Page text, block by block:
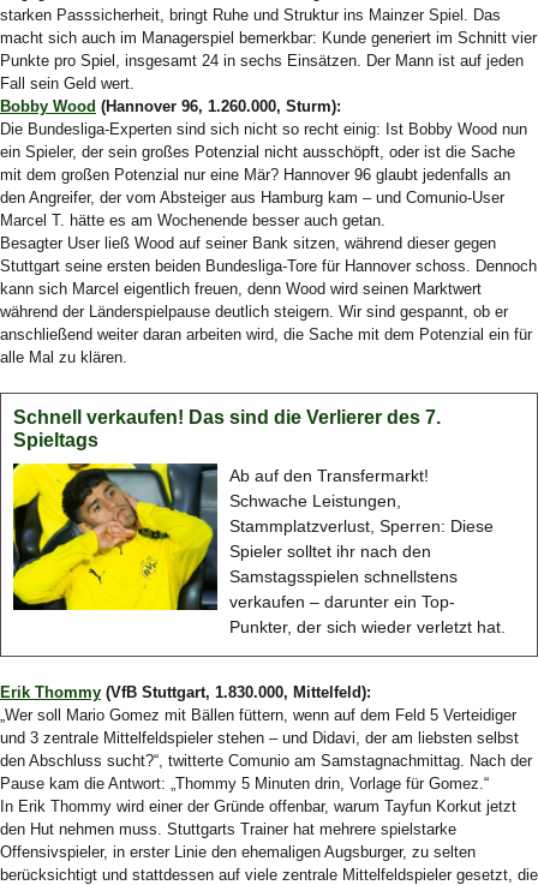
starken Passsicherheit, bringt Ruhe und Struktur ins Mainzer Spiel. Das
macht sich auch im Managerspiel bemerkbar: Kunde generiert im Schnitt vier
Punkte pro Spiel, insgesamt 24 in sechs Einsätzen. Der Mann ist auf jeden
Fall sein Geld wert.
Bobby Wood (Hannover 96, 1.260.000, Sturm):
Die Bundesliga-Experten sind sich nicht so recht einig: Ist Bobby Wood nun
ein Spieler, der sein großes Potenzial nicht ausschöpft, oder ist die Sache
mit dem großen Potenzial nur eine Mär? Hannover 96 glaubt jedenfalls an
den Angreifer, der vom Absteiger aus Hamburg kam – und Comunio-User
Marcel T. hätte es am Wochenende besser auch getan.
Besagter User ließ Wood auf seiner Bank sitzen, während dieser gegen
Stuttgart seine ersten beiden Bundesliga-Tore für Hannover schoss. Dennoch
kann sich Marcel eigentlich freuen, denn Wood wird seinen Marktwert
während der Länderspielpause deutlich steigern. Wir sind gespannt, ob er
anschließend weiter daran arbeiten wird, die Sache mit dem Potenzial ein für
alle Mal zu klären.
Schnell verkaufen! Das sind die Verlierer des 7.
Spieltags
Ab auf den Transfermarkt!
Schwache Leistungen,
Stammplatzverlust, Sperren: Diese
Spieler solltet ihr nach den
Samstagsspielen schnellstens
verkaufen – darunter ein Top-
Punkter, der sich wieder verletzt hat.
Erik Thommy (VfB Stuttgart, 1.830.000, Mittelfeld):
„Wer soll Mario Gomez mit Bällen füttern, wenn auf dem Feld 5 Verteidiger
und 3 zentrale Mittelfeldspieler stehen – und Didavi, der am liebsten selbst
den Abschluss sucht?“, twitterte Comunio am Samstagnachmittag. Nach der
Pause kam die Antwort: „Thommy 5 Minuten drin, Vorlage für Gomez.“
In Erik Thommy wird einer der Gründe offenbar, warum Tayfun Korkut jetzt
den Hut nehmen muss. Stuttgarts Trainer hat mehrere spielstarke
Offensivspieler, in erster Linie den ehemaligen Augsburger, zu selten
berücksichtigt und stattdessen auf viele zentrale Mittelfeldspieler gesetzt, die